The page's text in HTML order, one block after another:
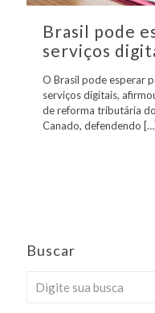
Brasil pode
serviços
O Brasil pode esperar
serviços digitais,
de reforma tributária
Canado, defendendo […]
Buscar